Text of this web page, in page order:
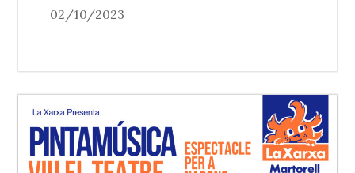
02/10/2023